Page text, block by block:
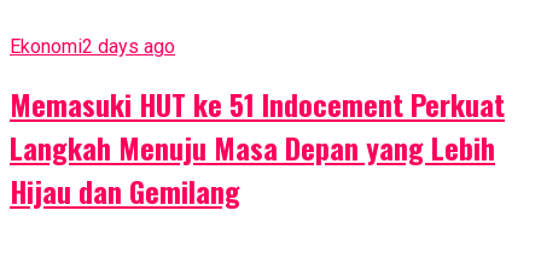
Ekonomi2 days ago
Memasuki HUT ke 51 Indocement Perkuat
Langkah Menuju Masa Depan yang Lebih
Hijau dan Gemilang